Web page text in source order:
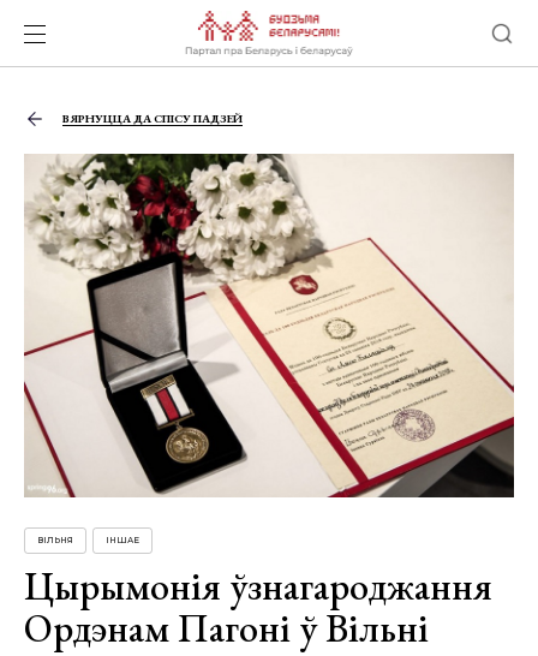
ВЯРНУЦЦА ДА СПІСУ ПАДЗЕЙ
ВІЛЬНЯ ІНШАЕ
Цырымонія ўзнагароджання
Ордэнам Пагоні ў Вільні